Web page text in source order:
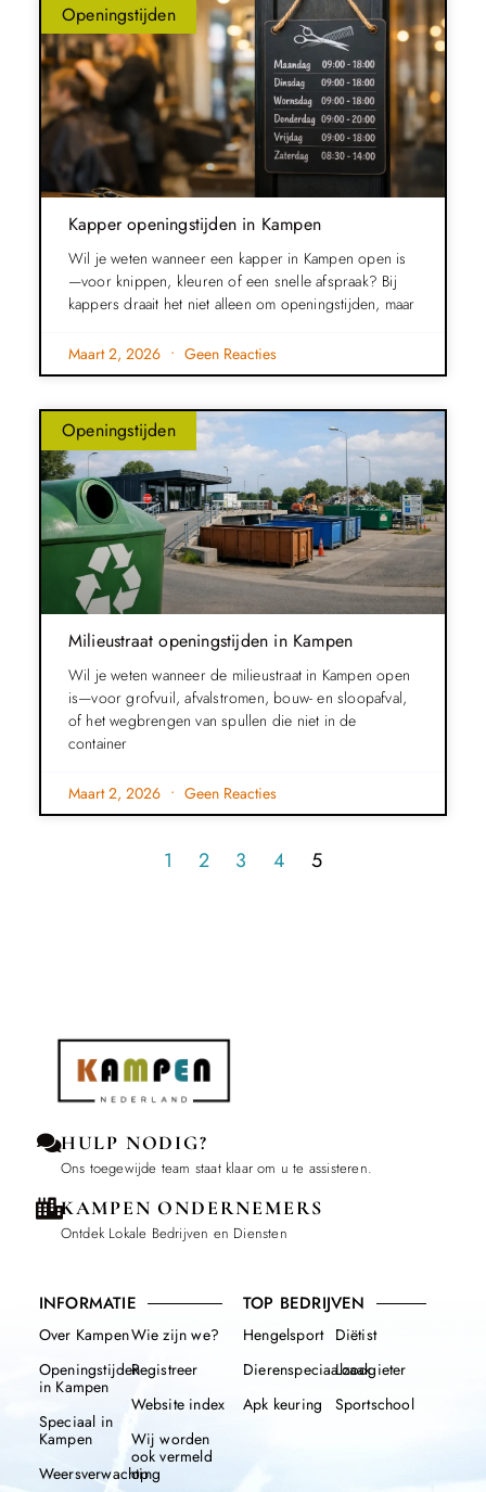
Openingstijden
Kapper openingstijden in Kampen
Wil je weten wanneer een kapper in Kampen open is
—voor knippen, kleuren of een snelle afspraak? Bij
kappers draait het niet alleen om openingstijden, maar
Maart 2, 2026 Geen Reacties
Openingstijden
Milieustraat openingstijden in Kampen
Wil je weten wanneer de milieustraat in Kampen open
is—voor grofvuil, afvalstromen, bouw- en sloopafval,
of het wegbrengen van spullen die niet in de
container
Maart 2, 2026 Geen Reacties
1 2 3 4 5
HULP NODIG?
Ons toegewijde team staat klaar om u te assisteren.
KAMPEN ONDERNEMERS
Ontdek Lokale Bedrijven en Diensten
INFORMATIE
Over Kampen
Openingstijden
in Kampen
Speciaal in
Kampen
Weersverwachting
Wie zijn we?
Registreer
Website index
Wij worden
ook vermeld
op
TOP BEDRIJVEN
Hengelsport
Dierenspeciaalzaak
Apk keuring
Diëtist
Loodgieter
Sportschool